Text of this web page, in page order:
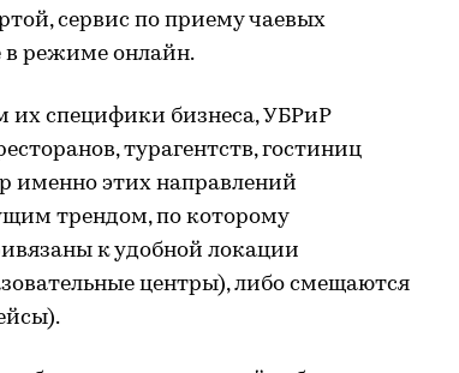
сервис по приему чаевых
в режиме онлайн.
их специфики бизнеса, УБРиР
турагентств, гостиниц
именно этих направлений
трендом, по которому
к удобной локации
центры), либо смещаются